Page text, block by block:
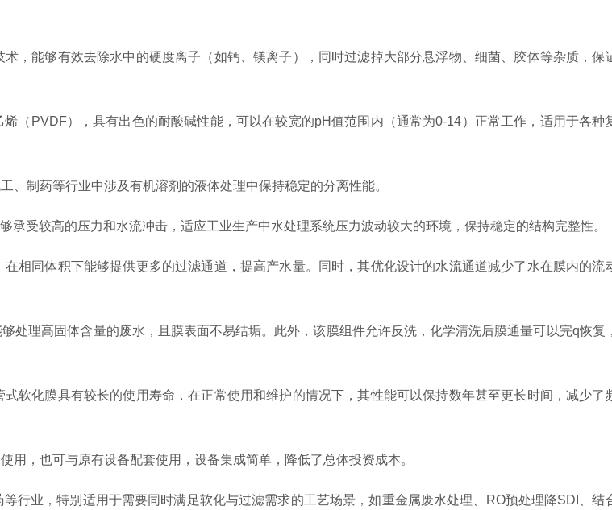
能够有效去除水中的硬度离子（如钙、镁离子），同时过滤掉大部分悬浮物、细菌、胶体等杂质，保
PVDF），具有出色的耐酸碱性能，可以在较宽的pH值范围内（通常为0-14）正常工作，适用于各种
制药等行业中涉及有机溶剂的液体处理中保持稳定的分离性能。
较高的压力和水流冲击，适应工业生产中水处理系统压力波动较大的环境，保持稳定的结构完整性。
同体积下能够提供更多的过滤通道，提高产水量。同时，其优化设计的水流通道减少了水在膜内的流
理高固体含量的废水，且膜表面不易结垢。此外，该膜组件允许反洗，化学清洗后膜通量可以完q恢复
化膜具有较长的使用寿命，在正常使用和维护的情况下，其性能可以保持数年甚至更长时间，减少了
，也可与原有设备配套使用，设备集成简单，降低了总体投资成本。
业，特别适用于需要同时满足软化与过滤需求的工艺场景，如重金属废水处理、RO预处理降SDI、结